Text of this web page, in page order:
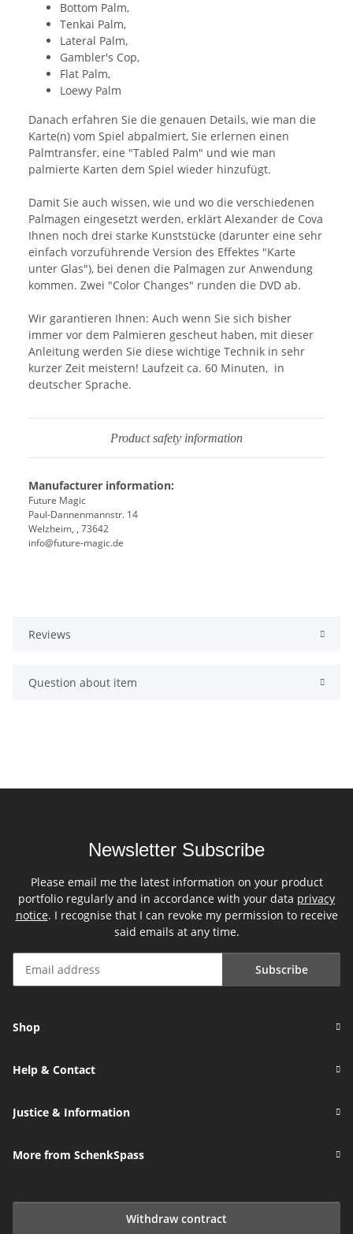
Bottom Palm,
Tenkai Palm,
Lateral Palm,
Gambler's Cop,
Flat Palm,
Loewy Palm
Danach erfahren Sie die genauen Details, wie man die
Karte(n) vom Spiel abpalmiert, Sie erlernen einen
Palmtransfer, eine "Tabled Palm" und wie man
palmierte Karten dem Spiel wieder hinzufügt.
Damit Sie auch wissen, wie und wo die verschiedenen
Palmagen eingesetzt werden, erklärt Alexander de Cova
Ihnen noch drei starke Kunststücke (darunter eine sehr
einfach vorzuführende Version des Effektes "Karte
unter Glas"), bei denen die Palmagen zur Anwendung
kommen. Zwei "Color Changes" runden die DVD ab.
Wir garantieren Ihnen: Auch wenn Sie sich bisher
immer vor dem Palmieren gescheut haben, mit dieser
Anleitung werden Sie diese wichtige Technik in sehr
kurzer Zeit meistern! Laufzeit ca. 60 Minuten, in
deutscher Sprache.
Product safety information
Manufacturer information:
Future Magic
Paul-Dannenmannstr. 14
Welzheim, , 73642
info@future-magic.de
Reviews
Question about item
Newsletter Subscribe
Please email me the latest information on your product
portfolio regularly and in accordance with your data privacy
notice. I recognise that I can revoke my permission to receive
said emails at any time.
Subscribe
Shop
Help & Contact
Justice & Information
More from SchenkSpass
Withdraw contract